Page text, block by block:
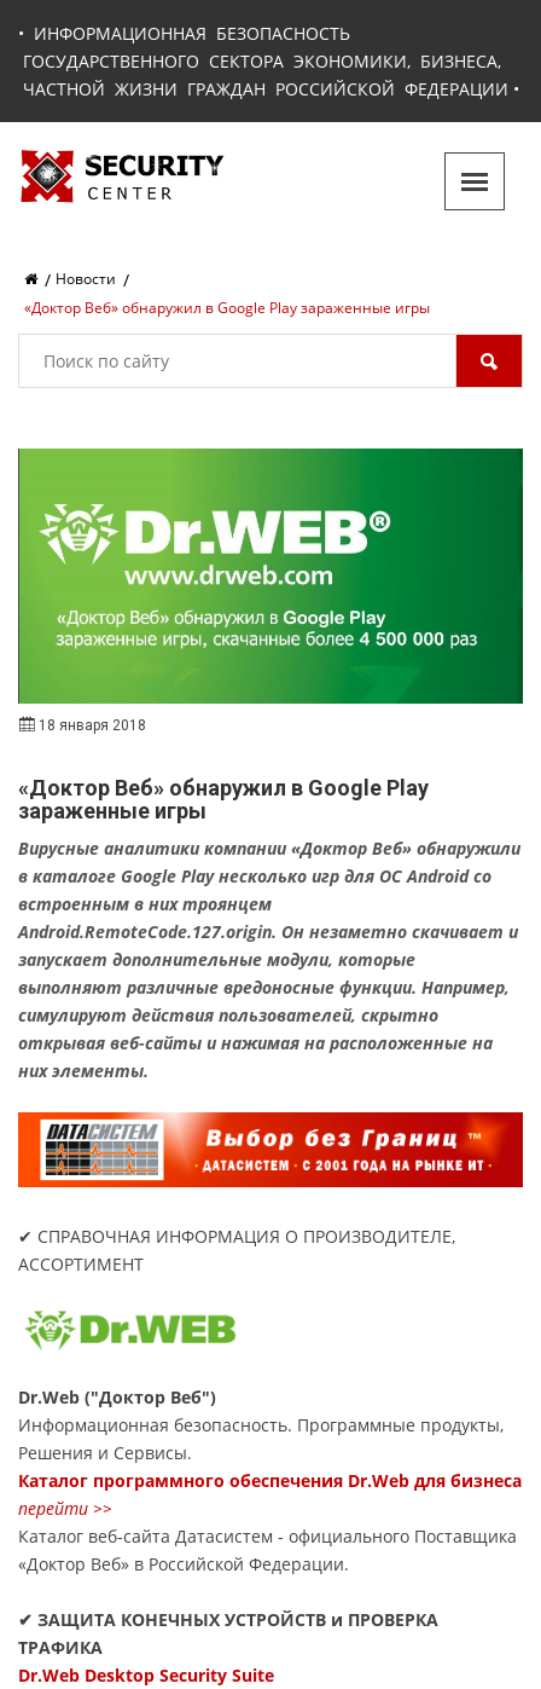
• ИНФОРМАЦИОННАЯ БЕЗОПАСНОСТЬ
ГОСУДАРСТВЕННОГО СЕКТОРА ЭКОНОМИКИ, БИЗНЕСА,
ЧАСТНОЙ ЖИЗНИ ГРАЖДАН РОССИЙСКОЙ ФЕДЕРАЦИИ •
Новости
«Доктор Веб» обнаружил в Google Play зараженные игры
18 января 2018
«Доктор Веб» обнаружил в Google Play
зараженные игры
Вирусные аналитики компании «Доктор Веб» обнаружили
в каталоге Google Play несколько игр для ОС Android со
встроенным в них троянцем
Android.RemoteCode.127.origin. Он незаметно скачивает и
запускает дополнительные модули, которые
выполняют различные вредоносные функции. Например,
симулируют действия пользователей, скрытно
открывая веб-сайты и нажимая на расположенные на
них элементы.
✔ СПРАВОЧНАЯ ИНФОРМАЦИЯ О ПРОИЗВОДИТЕЛЕ,
АССОРТИМЕНТ
Dr.Web ("Доктор Веб")
Информационная безопасность. Программные продукты,
Решения и Сервисы.
Каталог программного обеспечения Dr.Web для бизнеса
перейти >>
Каталог веб-сайта Датасиcтем - официального Поставщика
«Доктор Веб» в Российской Федерации.
✔ ЗАЩИТА КОНЕЧНЫХ УСТРОЙСТВ и ПРОВЕРКА
ТРАФИКА
Dr.Web Desktop Security Suite